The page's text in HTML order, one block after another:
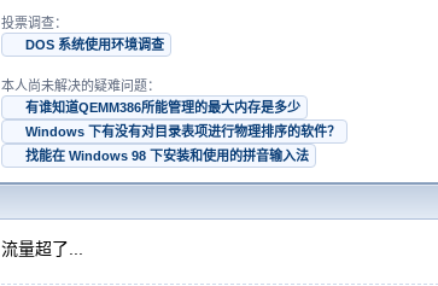
投票调查：
DOS 系统使用环境调查
本人尚未解决的疑难问题：
有谁知道QEMM386所能管理的最大内存是多少
Windows 下有没有对目录表项进行物理排序的软件？
找能在 Windows 98 下安装和使用的拼音输入法
流量超了...